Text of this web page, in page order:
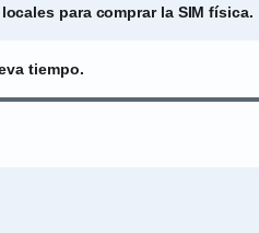
para comprar la SIM física.
tiempo.